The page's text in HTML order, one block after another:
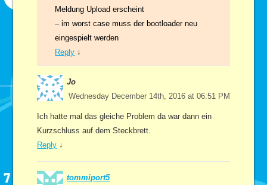
Meldung Upload erscheint
– im worst case muss der bootloader neu
eingespielt werden
Reply ↓
Jo
Wednesday December 14th, 2016 at 06:51 PM
Ich hatte mal das gleiche Problem da war dann ein
Kurzschluss auf dem Steckbrett.
Reply ↓
tommiport5